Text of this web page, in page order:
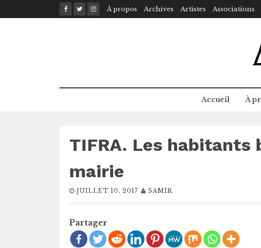
to
À propos Archives Artistes Associations
Accueil À
TIFRA. Les habitants
mairie
JUILLET 10, 2017 SAMIR
Partager